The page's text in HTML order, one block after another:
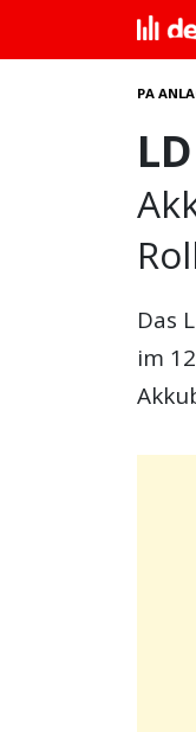
PA
Das
im